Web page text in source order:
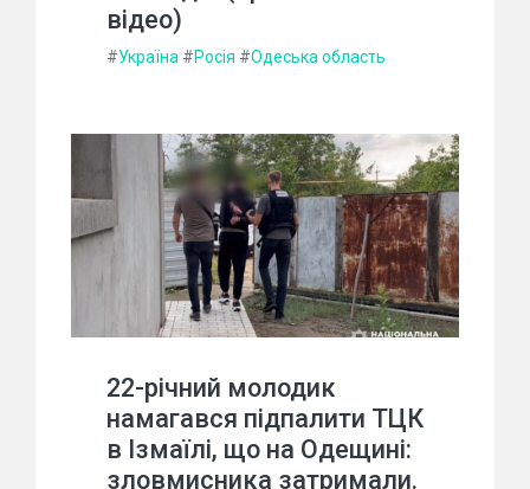
відео)
#Україна #Росія #Одеська область
22-річний молодик
намагався підпалити ТЦК
в Ізмаїлі, що на Одещині:
зловмисника затримали.